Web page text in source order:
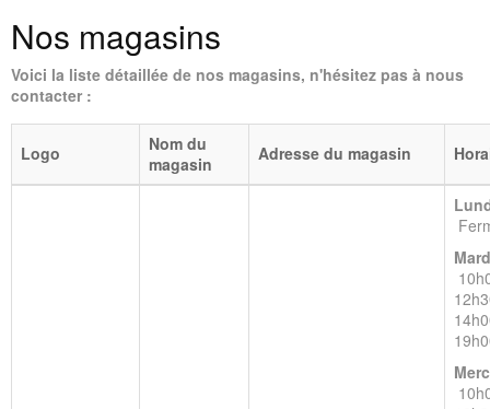
Nos magasins
Voici la liste détaillée de nos magasins, n'hésitez pas à nous
contacter :
Logo
Nom du
magasin
Adresse du magasin